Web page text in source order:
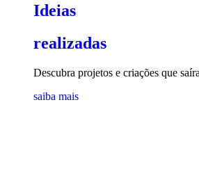
Ideias
realizadas
Descubra projetos e criações que
saiba mais